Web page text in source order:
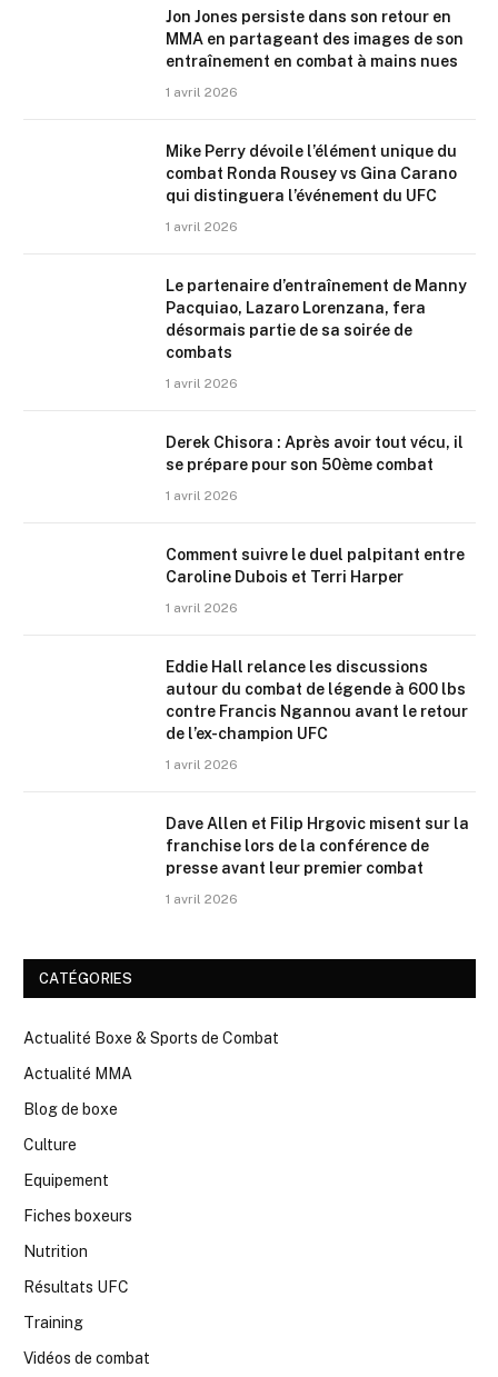
Jon Jones persiste dans son retour en
MMA en partageant des images de son
entraînement en combat à mains nues
1 avril 2026
Mike Perry dévoile l’élément unique du
combat Ronda Rousey vs Gina Carano
qui distinguera l’événement du UFC
1 avril 2026
Le partenaire d’entraînement de Manny
Pacquiao, Lazaro Lorenzana, fera
désormais partie de sa soirée de
combats
1 avril 2026
Derek Chisora : Après avoir tout vécu, il
se prépare pour son 50ème combat
1 avril 2026
Comment suivre le duel palpitant entre
Caroline Dubois et Terri Harper
1 avril 2026
Eddie Hall relance les discussions
autour du combat de légende à 600 lbs
contre Francis Ngannou avant le retour
de l’ex-champion UFC
1 avril 2026
Dave Allen et Filip Hrgovic misent sur la
franchise lors de la conférence de
presse avant leur premier combat
1 avril 2026
CATÉGORIES
Actualité Boxe & Sports de Combat
Actualité MMA
Blog de boxe
Culture
Equipement
Fiches boxeurs
Nutrition
Résultats UFC
Training
Vidéos de combat